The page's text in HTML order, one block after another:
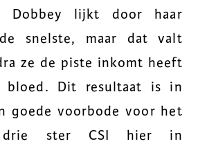
Dobbey lijkt door haar
snelste, maar dat valt
ze de piste inkomt heeft
bloed. Dit resultaat is in
goede voorbode voor het
drie ster CSI hier in